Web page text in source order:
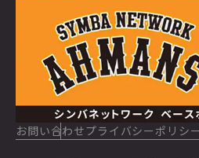
お問い合わせプライバシーポリシー